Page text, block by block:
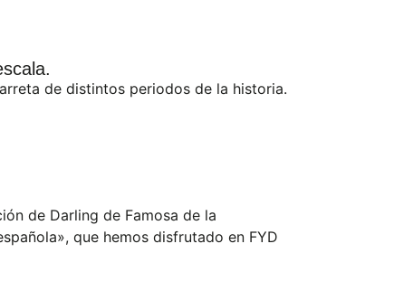
de distintos periodos de la historia.
de Darling de Famosa de la
que hemos disfrutado en FYD